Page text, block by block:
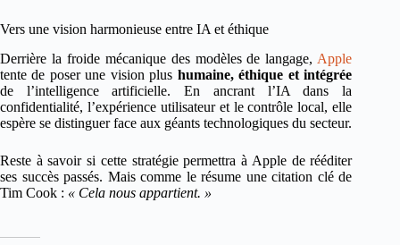
Vers une vision harmonieuse entre IA et éthique
Derrière la froide mécanique des modèles de langage, Apple
tente de poser une vision plus humaine, éthique et intégrée
de l’intelligence artificielle. En ancrant l’IA dans la
confidentialité, l’expérience utilisateur et le contrôle local, elle
espère se distinguer face aux géants technologiques du secteur.
Reste à savoir si cette stratégie permettra à Apple de rééditer
ses succès passés. Mais comme le résume une citation clé de
Tim Cook : « Cela nous appartient. »